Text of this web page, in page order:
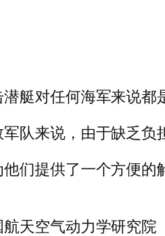
艇对任何海军来说都
队来说，由于缺乏负
们提供了一个方便
天空气动力学研究